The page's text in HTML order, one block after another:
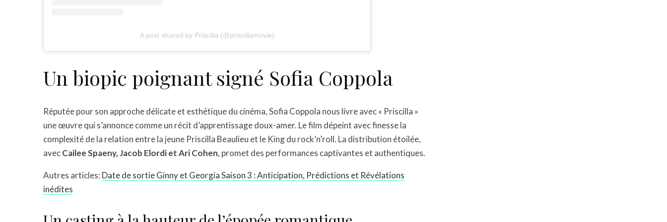
A post shared by Priscilla (@priscillamovie)
Un biopic poignant signé Sofia Coppola
Réputée pour son approche délicate et esthétique du cinéma, Sofia Coppola nous livre avec « Priscilla »
une œuvre qui s’annonce comme un récit d’apprentissage doux-amer. Le film dépeint avec finesse la
complexité de la relation entre la jeune Priscilla Beaulieu et le King du rock’n’roll. La distribution étoilée,
avecCailee Spaeny, Jacob Elordi et Ari Cohen, promet des performances captivantes et authentiques.
Autres articles: Date de sortie Ginny et Georgia Saison 3 : Anticipation, Prédictions et Révélations
inédites